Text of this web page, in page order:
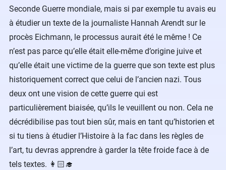
Seconde Guerre mondiale, mais si par exemple tu avais eu
à étudier un texte de la journaliste Hannah Arendt sur le
procès Eichmann, le processus aurait été le même ! Ce
n’est pas parce qu’elle était elle-même d’origine juive et
qu’elle était une victime de la guerre que son texte est plus
historiquement correct que celui de l’ancien nazi. Tous
deux ont une vision de cette guerre qui est
particulièrement biaisée, qu’ils le veuillent ou non. Cela ne
décrédibilise pas tout bien sûr, mais en tant qu’historien et
si tu tiens à étudier l’Histoire à la fac dans les règles de
l’art, tu devras apprendre à garder la tête froide face à de
tels textes. 👩🏻‍🎓